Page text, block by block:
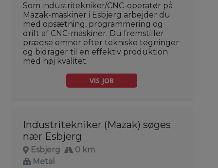
Som industritekniker/CNC-operatør på
Mazak-maskiner i Esbjerg arbejder du
med opsætning, programmering og
drift af CNC-maskiner. Du fremstiller
præcise emner efter tekniske tegninger
og bidrager til en effektiv produktion
med høj kvalitet.
VIS JOB
Industritekniker (Mazak) søges
nær Esbjerg
Esbjerg
0 km
Metal